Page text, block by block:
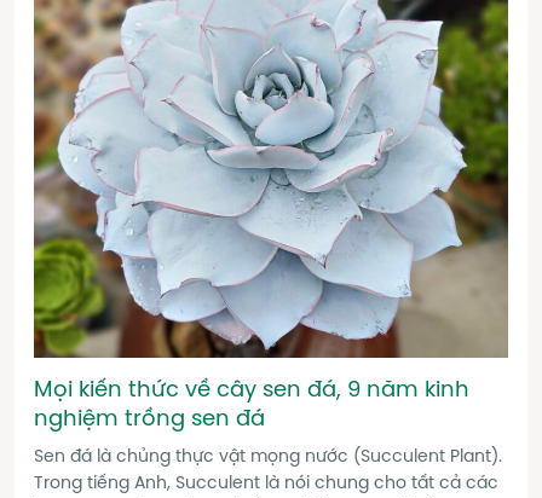
Mọi kiến thức về cây sen đá, 9 năm kinh
nghiệm trồng sen đá
Sen đá là chủng thực vật mọng nước (Succulent Plant).
Trong tiếng Anh, Succulent là nói chung cho tất cả các